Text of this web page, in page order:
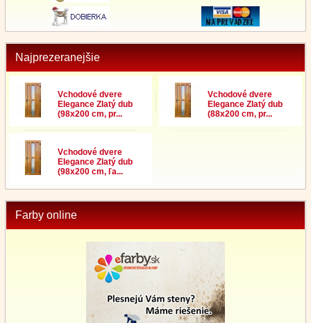
Najprezeranejšie
Vchodové dvere
Elegance Zlatý dub
(98x200 cm, pr...
Vchodové dvere
Elegance Zlatý dub
(88x200 cm, pr...
Vchodové dvere
Elegance Zlatý dub
(98x200 cm, ľa...
Farby online